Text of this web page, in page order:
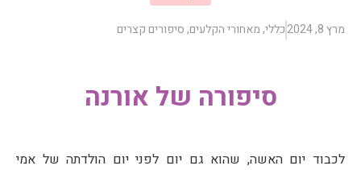
מרץ 8, 2024 כללי,מאחורי הקלעים,סיפורים קצרים
סיפורה של אורנה
לכבוד יום האשה, שהוא גם יום לפני יום הולדתה של אמי